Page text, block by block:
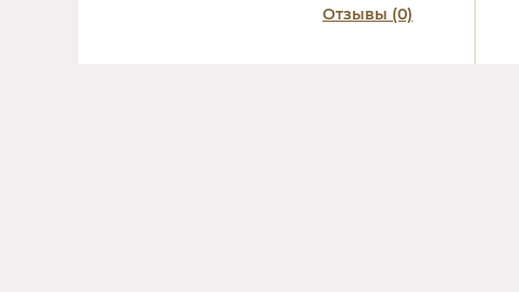
Отзывы (0)